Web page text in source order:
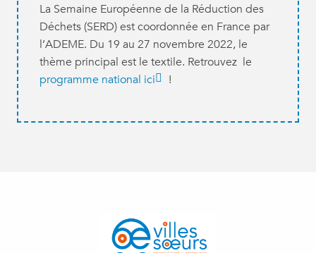
La Semaine Européenne de la Réduction des
Déchets (SERD) est coordonnée en France par
l’ADEME. Du 19 au 27 novembre 2022, le
thème principal est le textile. Retrouvez le
programme national ici
!